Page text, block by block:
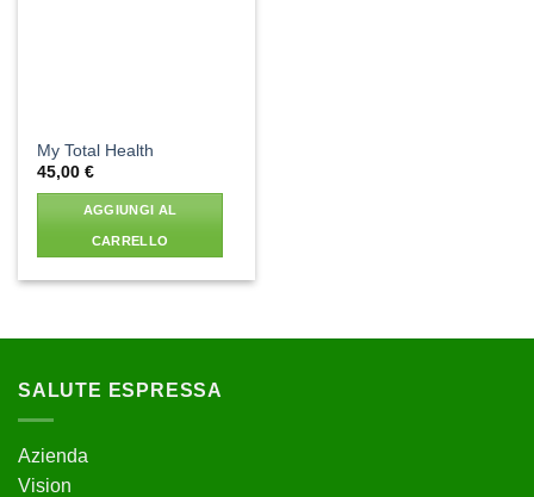
My Total Health
45,00€
AGGIUNGI AL
CARRELLO
SALUTE ESPRESSA
Azienda
Vision